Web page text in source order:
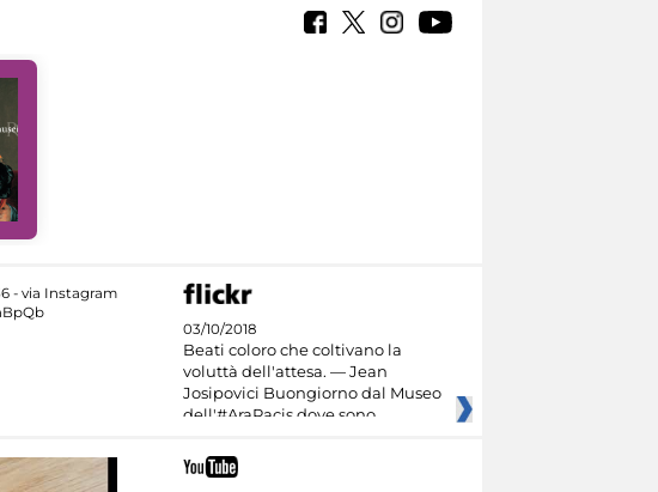
03/10/2018
Beati coloro che coltivano la
voluttà dell'attesa. — Jean
Josipovici Buongiorno dal Museo
dell'#AraPacis dove sono